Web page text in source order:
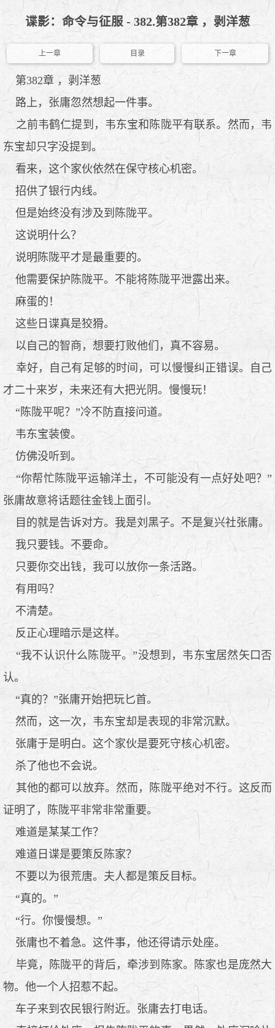
谍影：命令与征服 - 382.第382章 ，剥洋葱
上一章 目录 下一章
第382章 ，剥洋葱
路上，张庸忽然想起一件事。
之前韦鹤仁提到，韦东宝和陈陇平有联系。然而，韦
东宝却只字没提到。
看来，这个家伙依然在保守核心机密。
招供了银行内线。
但是始终没有涉及到陈陇平。
这说明什么？
说明陈陇平才是最重要的。
他需要保护陈陇平。不能将陈陇平泄露出来。
麻蛋的！
这些日谍真是狡猾。
以自己的智商，想要打败他们，真不容易。
幸好，自己有足够的时间，可以慢慢纠正错误。自己
才二十来岁，未来还有大把光阴。慢慢玩！
“陈陇平呢？”冷不防直接问道。
韦东宝装傻。
仿佛没听到。
“你帮忙陈陇平运输洋土，不可能没有一点好处吧？”
张庸故意将话题往金钱上面引。
目的就是告诉对方。我是刘黑子。不是复兴社张庸。
我只要钱。不要命。
只要你交出钱，我可以放你一条活路。
有用吗？
不清楚。
反正心理暗示是这样。
“我不认识什么陈陇平。”没想到，韦东宝居然矢口否
认。
“真的？”张庸开始把玩匕首。
然而，这一次，韦东宝却是表现的非常沉默。
张庸于是明白。这个家伙是要死守核心机密。
杀了他也不会说。
其他的都可以放弃。然而，陈陇平绝对不行。这反而
证明了，陈陇平非常非常重要。
难道是某某工作？
难道日谍是要策反陈家？
不要以为很荒唐。夫人都是策反目标。
“真的。”
“行。你慢慢想。”
张庸也不着急。这件事，他还得请示处座。
毕竟，陈陇平的背后，牵涉到陈家。陈家也是庞然大
物。他一个人招惹不起。
车子来到农民银行附近。张庸去打电话。